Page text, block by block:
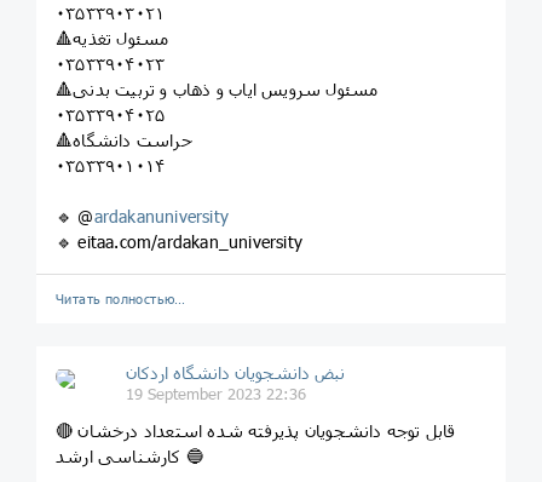
۰۳۵۳۳۹۰۳۰۲۱
🔺️مسئول تغذیه
۰۳۵۳۳۹۰۴۰۲۳
🔺️مسئول سرویس ایاب و ذهاب و تربیت بدنی
۰۳۵۳۳۹۰۴۰۲۵
🔺️حراست دانشگاه
۰۳۵۳۳۹۰۱۰۱۴
🔹 @ardakanuniversity
🔹 eitaa.com/ardakan_university
Читать полностью…
نبض دانشجویان دانشگاه اردکان
19 September 2023 22:36
🔴 قابل توجه دانشجویان پذیرفته شده استعداد درخشان
کارشناسی ارشد 🔵